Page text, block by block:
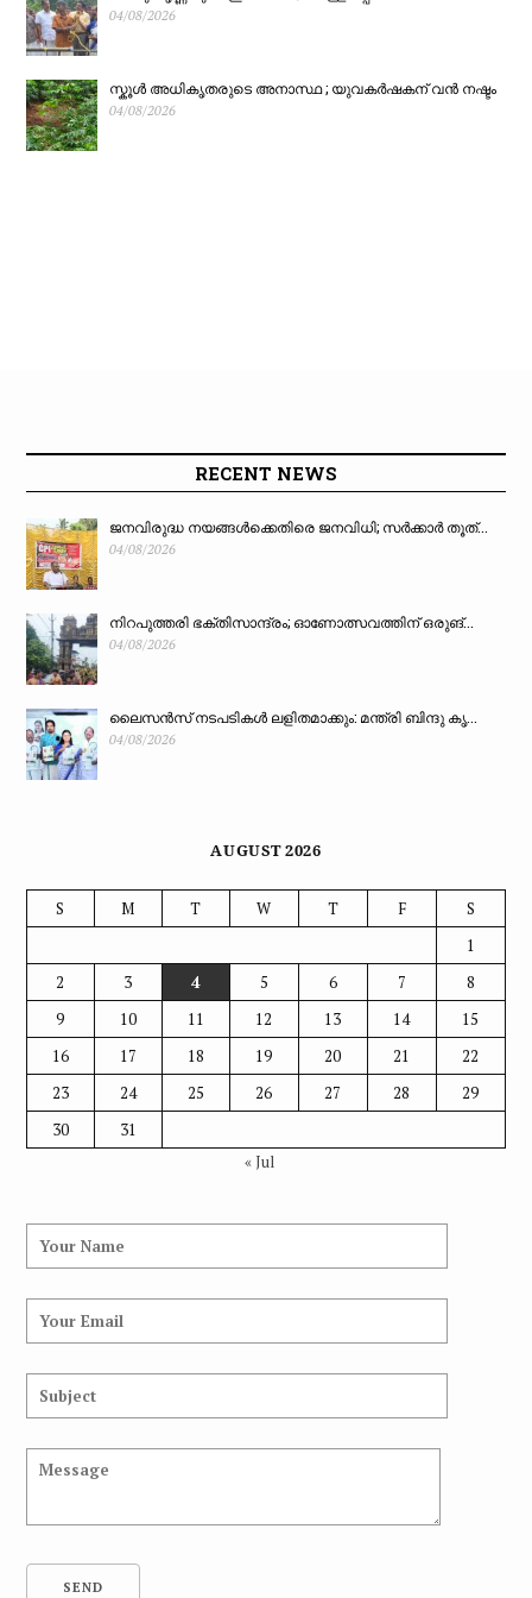
04/08/2026
സ്കൂൾ അധികൃതരുടെ അനാസ്ഥ ; യുവകർഷകന് വൻ നഷ്ടം
04/08/2026
RECENT NEWS
ജനവിരുദ്ധ നയങ്ങൾക്കെതിരെ ജനവിധി; സർക്കാർ തൂത്...
04/08/2026
നിറപുത്തരി ഭക്തിസാന്ദ്രം; ഓണോത്സവത്തിന് ഒരുങ്...
04/08/2026
ലൈസൻസ് നടപടികൾ ലളിതമാക്കും: മന്ത്രി ബിന്ദു കൃ...
04/08/2026
AUGUST 2026
S M T W T F
S
1
2
3 4 5 6 7
8
9
10 11 12 13 14
15
16
17 18 19 20 21
22
23
24 25 26 27 28
29
30
31
« Jul